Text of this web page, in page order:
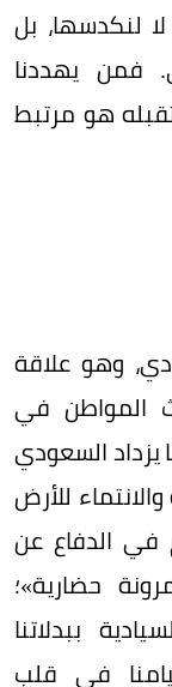
لا لنكدسها، بل
فمن يهددنا
هو مرتبط
وهو علاقة
المواطن في
يزداد السعودي
للأرض
في الدفاع عن
حضارية»؛
ببدلاتنا
في قلب